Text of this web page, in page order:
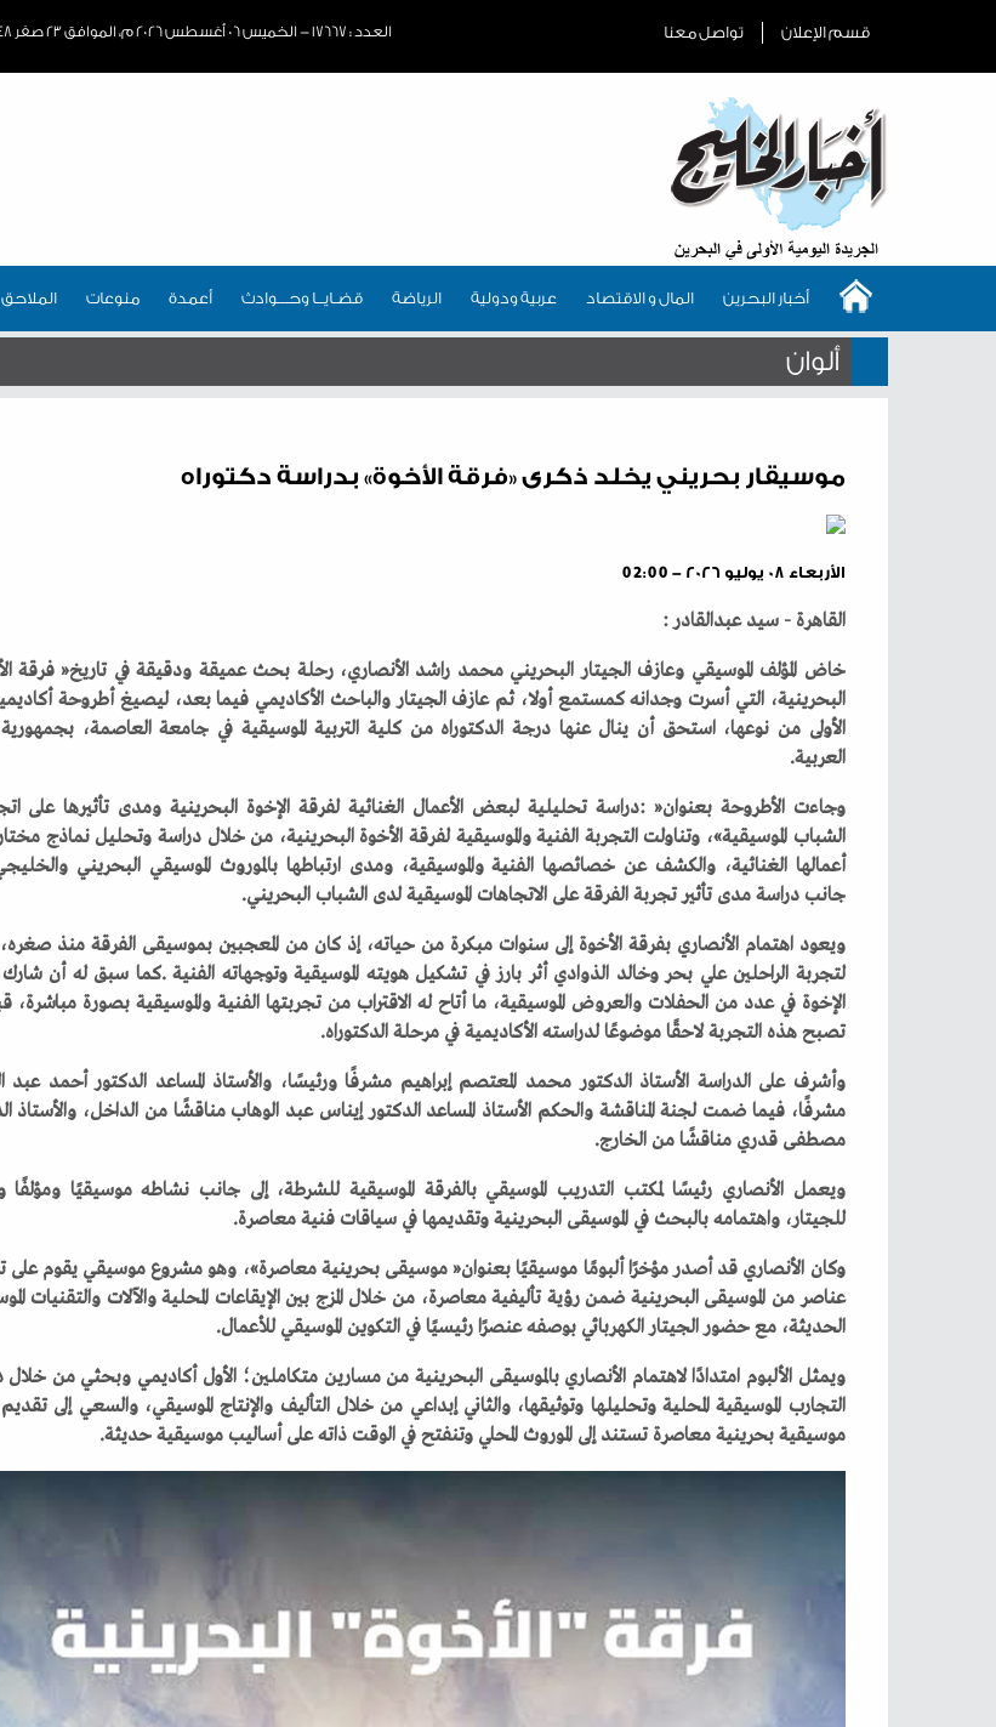
قسم الإعلان تواصل معنا العدد : ١٧٦٦٧ - الخميس ٠٦ أغسطس ٢٠٢٦ م، الموافق ٢٣ صفر ١٤٤٨هـ
أخبار البحرين المال و الاقتصاد عربية ودولية الرياضة قضـايــا وحـــوادث أعمدة منوعات الملاحق
ألوان
موسيقار بحريني يخلد ذكرى «فرقة الأخوة» بدراسة دكتوراه
الأربعاء ٠٨ يوليو ٢٠٢٦ - 02:00
القاهرة‭ - ‬سيد‭ ‬عبدالقادر‭:‬‮ ‬
‬العربية‭.‬
‬جانب‭ ‬دراسة‭ ‬مدى‭ ‬تأثير‭ ‬تجربة‭ ‬الفرقة‭ ‬على‭ ‬الاتجاهات‭ ‬الموسيقية‭ ‬لدى‭ ‬الشباب‭ ‬البحريني‭.‬
‬تصبح‭ ‬هذه‭ ‬التجربة‭ ‬لاحقًا‭ ‬موضوعًا‭ ‬لدراسته‭ ‬الأكاديمية‭ ‬في‭ ‬مرحلة‭ ‬الدكتوراه‭.‬
‬مصطفى‭ ‬قدري‭ ‬مناقشًا‭ ‬من‭ ‬الخارج‭.‬
‬للجيتار،‭ ‬واهتمامه‭ ‬بالبحث‭ ‬في‭ ‬الموسيقى‭ ‬البحرينية‭ ‬وتقديمها‭ ‬في‭ ‬سياقات‭ ‬فنية‭ ‬معاصرة‭.‬
‬الحديثة،‭ ‬مع‭ ‬حضور‭ ‬الجيتار‭ ‬الكهربائي‭ ‬بوصفه‭ ‬عنصرًا‭ ‬رئيسيًا‭ ‬في‭ ‬التكوين‭ ‬الموسيقي‭ ‬للأعمال‭.‬
‬موسيقية‭ ‬بحرينية‭ ‬معاصرة‭ ‬تستند‭ ‬إلى‭ ‬الموروث‭ ‬المحلي‭ ‬وتنفتح‭ ‬في‭ ‬الوقت‭ ‬ذاته‭ ‬على‭ ‬أساليب‭ ‬موسيقية‭ ‬حديثة‭.‬